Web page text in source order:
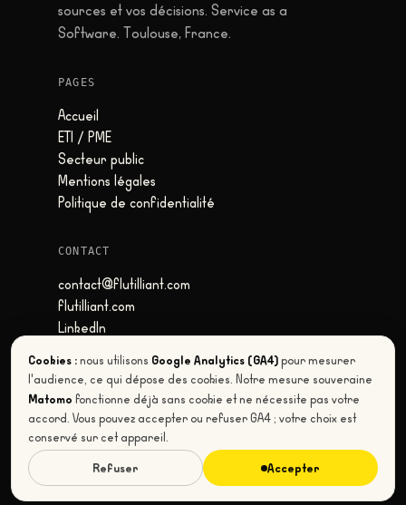
sources et vos décisions. Service as a
Software. Toulouse, France.
PAGES
Accueil
ETI / PME
Secteur public
Mentions légales
Politique de confidentialité
CONTACT
contact@flutilliant.com
flutilliant.com
LinkedIn
Toulouse, France
© 2026 FLUTILLIANT
10 ANS · 0 DÉPENDANCE US · MISE EN ROUTE
EXPRESS
Cookies :nous utilisons Google Analytics (GA4)pour mesurer
l'audience, ce qui dépose des cookies. Notre mesure souveraine
Matomo fonctionne déjà sans cookie et ne nécessite pas votre
accord. Vous pouvez accepter ou refuser GA4 ; votre choix est
conservé sur cet appareil.
Refuser
Accepter